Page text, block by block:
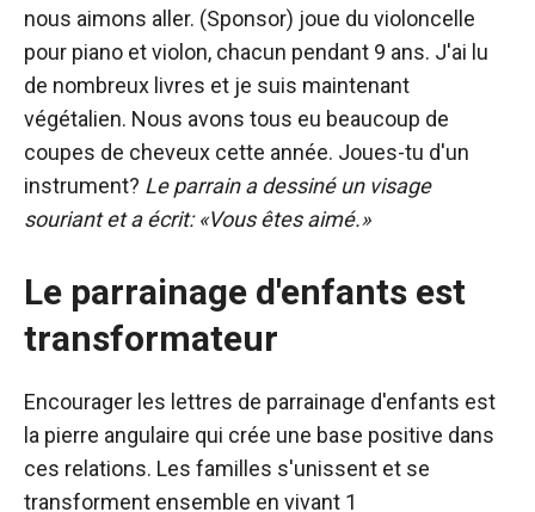
nous aimons aller. (Sponsor) joue du violoncelle
pour piano et violon, chacun pendant 9 ans. J'ai lu
de nombreux livres et je suis maintenant
végétalien. Nous avons tous eu beaucoup de
coupes de cheveux cette année. Joues-tu d'un
instrument? Le parrain a dessiné un visage
souriant et a écrit: «Vous êtes aimé.»
Le parrainage d'enfants est
transformateur
Encourager les lettres de parrainage d'enfants est
la pierre angulaire qui crée une base positive dans
ces relations. Les familles s'unissent et se
transforment ensemble en vivant 1